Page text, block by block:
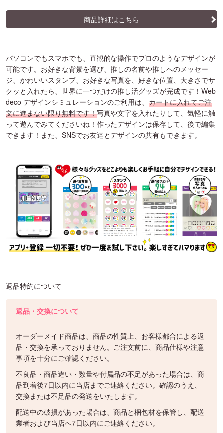
商品詳細はこちら
パソコンでもスマホでも、直観的な操作でプロのようなデザインが
可能です。お好きな背景を選び、推しの名前や推しへのメッセー
ジ、かわいいスタンプ、お好きな写真を、好きな位置、大きさでサ
クッと入れたら、世界に一つだけの推し活グッズが完成です！Web
deco デザインシミュレーションのご利用は、 カートに入れてご注
文に進まない限り無料です！写真や文字を入れたりして、気軽に触
って遊んでみてくださいね！作ったデザインは保存して、後で編集
できます！また、SNSでお友達とデザインの共有もできます。
返品特約について
返品・交換について
オーダーメイド商品は、商品の性質上、お客様都合による返
品・交換を承っておりません。ご注文前に、商品仕様や注意
事項を十分にご確認ください。
不良品・商品違い・数量や付属品の不足があった場合は、商
品到着後7日以内に当店までご連絡ください。確認のうえ、
交換または不足品の発送をいたします。
配送中の破損があった場合は、商品と梱包材を保管し、配送
業者および当店へ7日以内にご連絡ください。